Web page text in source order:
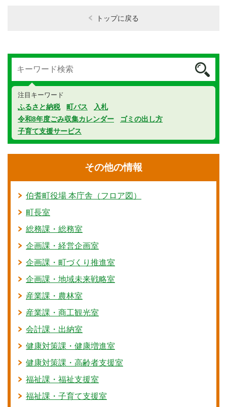
トップに戻る
注目キーワード
ふるさと納税 町バス
入札
令和8年度ごみ収集カレンダー
ゴミの出し方
子育て支援サービス
その他の情報
伯耆町役場 本庁舎（フロア図）
町長室
総務課・総務室
企画課・経営企画室
企画課・町づくり推進室
企画課・地域未来戦略室
産業課・農林室
産業課・商工観光室
会計課・出納室
健康対策課・健康増進室
健康対策課・高齢者支援室
福祉課・福祉支援室
福祉課・子育て支援室